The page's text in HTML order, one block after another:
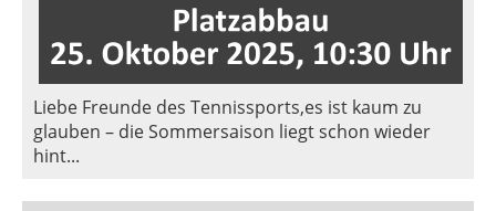
Liebe Freunde des Tennissports,es ist kaum zu
glauben – die Sommersaison liegt schon wieder
hint...